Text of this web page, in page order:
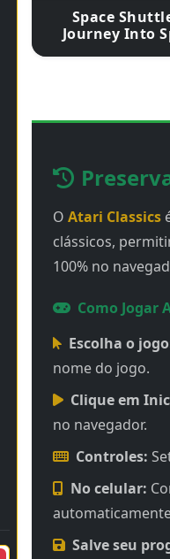
Space
Journey Into
O Atari Classics
clássicos,
100% no
Como Jogar
Escolha o
nome do jogo.
Clique em
no navegador.
Controles:
No celular:
Salve seu